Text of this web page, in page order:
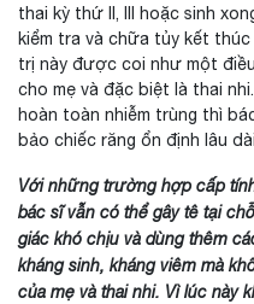
thai kỳ thứ II, III hoặc sinh
kiểm tra và chữa tủy kết
trị này được coi như một
cho mẹ và đặc biệt là thai
hoàn toàn nhiễm trùng thì
bảo chiếc răng ổn định lâu
Với những trường hợp cấp
bác sĩ vẫn có thể gây tê tại
giác khó chịu và dùng thêm
kháng sinh, kháng viêm mà
của mẹ và thai nhi. Vì lúc này